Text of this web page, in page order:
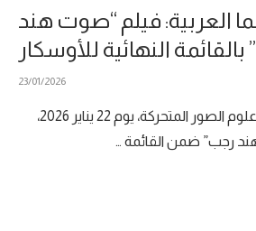
العربية: فيلم “صوت هند
النهائية للأوسكار
23/01/2026
أعلنت أكاديمية فنون وعلوم الصور المتحركة، يوم 22 يناير 2026،
رجب” ضمن القائمة …